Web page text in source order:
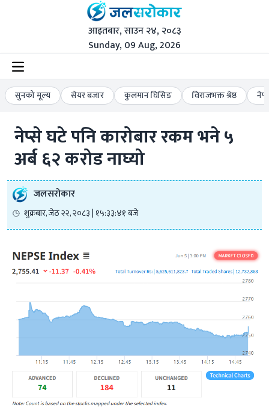
आइतबार, साउन २४, २०८३
Sunday, 09 Aug, 2026
सुनको मूल्य सेयर बजार कुलमान घिसिङ विराजभक्त श्रेष्ठ
नेप्से घटे पनि कारोबार रकम भने ५
अर्ब ६२ करोड नाघ्यो
जलसरोकार
शुक्रबार, जेठ २२, २०८३ | १५:३३:४१ बजे